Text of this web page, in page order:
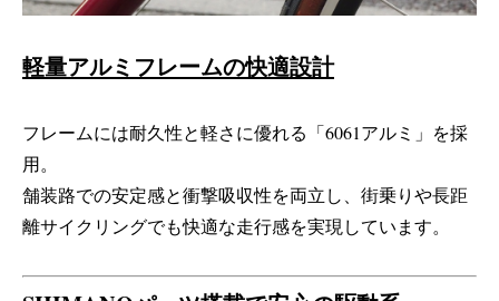
軽量アルミフレームの快適設計
フレームには耐久性と軽さに優れる「6061アルミ」を採
用。
舗装路での安定感と衝撃吸収性を両立し、街乗りや長距
離サイクリングでも快適な走行感を実現しています。